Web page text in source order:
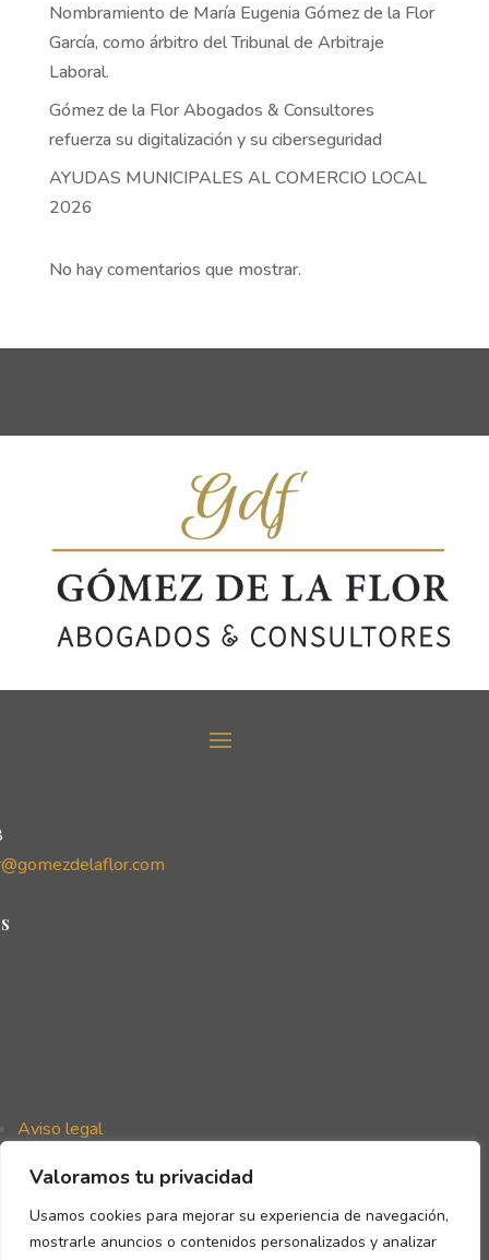
Valoramos tu privacidad
Usamos cookies para mejorar su experiencia de navegación,
mostrarle anuncios o contenidos personalizados y analizar
Nombramiento de María Eugenia Gómez de la Flor
García, como árbitro del Tribunal de Arbitraje
Laboral.
Gómez de la Flor Abogados & Consultores
refuerza su digitalización y su ciberseguridad
AYUDAS MUNICIPALES AL COMERCIO LOCAL
2026
No hay comentarios que mostrar.
Aviso legal
Política de cookies
Declaración de accesibilidad